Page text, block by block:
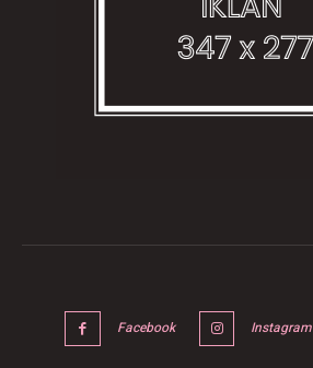
Facebook Instagram